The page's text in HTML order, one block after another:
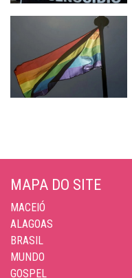
MAPA DO SITE
MACEIÓ
ALAGOAS
BRASIL
MUNDO
GOSPEL